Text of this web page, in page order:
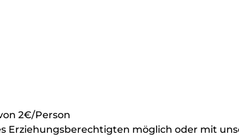
2€/Person
Erziehungsberechtigten möglich oder mit